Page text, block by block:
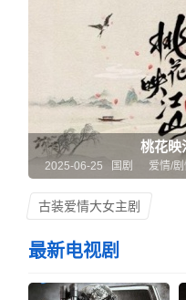
桃花映
2025-06-25 国剧 爱情/
古装爱情大女主剧
最新电视剧